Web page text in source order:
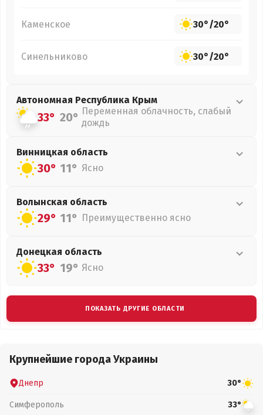
Каменское 30°/20°
Синельниково 30°/20°
Автономная Республика Крым
33° 20° Переменная облачность, слабый
дождь
Винницкая область
30° 11° Ясно
Волынская область
29° 11° Преимущественно ясно
Донецкая область
33° 19° Ясно
ПОКАЗАТЬ ДРУГИЕ ОБЛАСТИ
Крупнейшие города Украины
Днепр 30°
Симферополь 33°